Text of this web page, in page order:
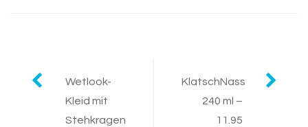
Post
navigation
Wetlook-
Kleid mit
Stehkragen
KlatschNass
240 ml –
11.95